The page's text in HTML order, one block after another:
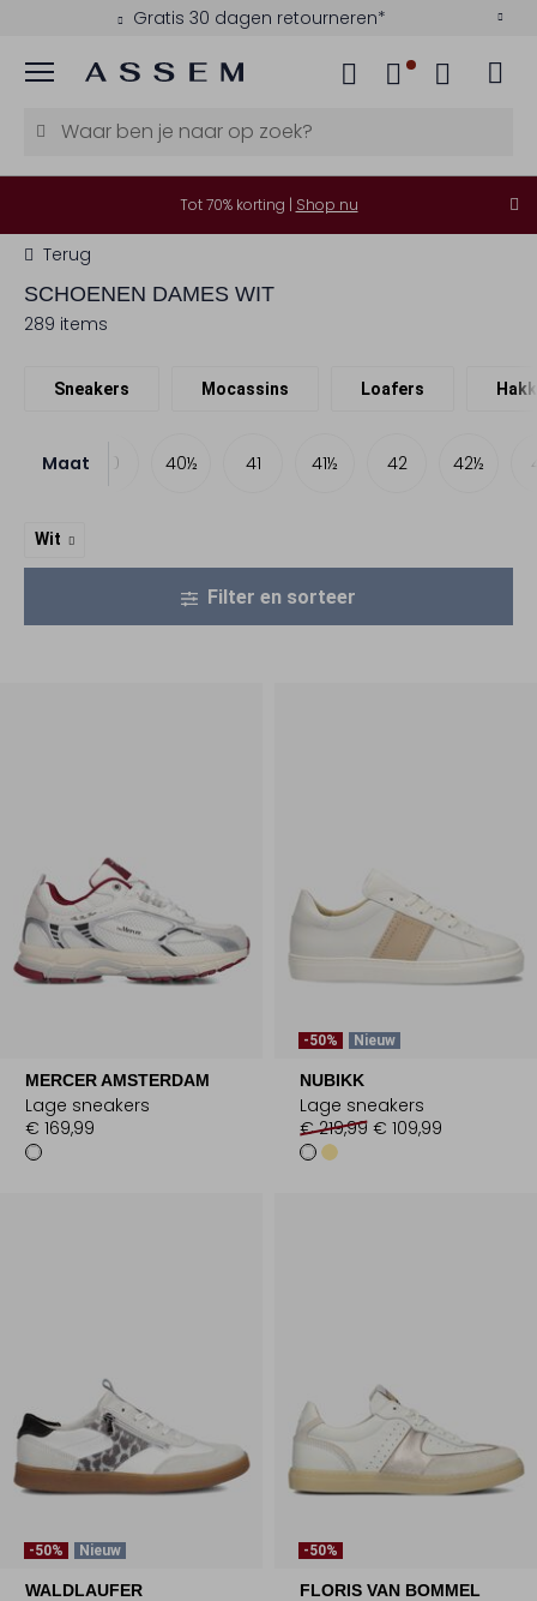
Kies zelf je bezorgmoment
Menu
Tot 70% korting | Shop nu
Terug
SCHOENEN DAMES WIT
289 items
Sneakers Mocassins Loafers
Maat
39½ 40 40½ 41 41½ 42 42½
Wit
Filter en sorteer
MERCER AMSTERDAM
Lage sneakers
€ 169,99
-50% Nieuw
NUBIKK
Lage sneakers
€ 219,99 € 109,99
-50% Nieuw
WALDLAUFER
-50%
FLORIS VAN BOMMEL